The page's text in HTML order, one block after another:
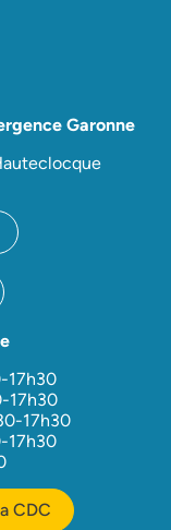
Garonne
17h30
17h30
17h30
17h30
CDC